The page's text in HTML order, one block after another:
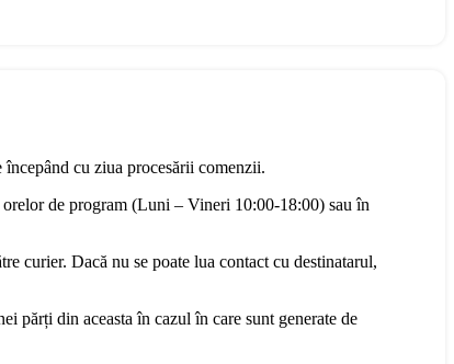
începând cu ziua procesării comenzii.
de program (Luni – Vineri 10:00-18:00) sau în
curier. Dacă nu se poate lua contact cu destinatarul,
părți din aceasta în cazul în care sunt generate de